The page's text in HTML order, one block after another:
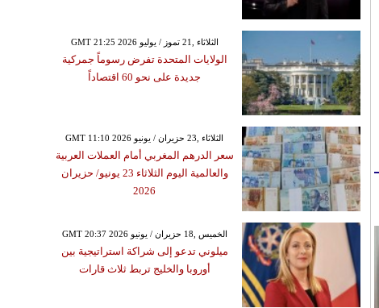
GMT 21:25 2026 الثلاثاء ,21 تموز / يوليو
الولايات المتحدة تفرض رسوماً جمركية
جديدة على نحو 60 اقتصاداً
GMT 11:10 2026 الثلاثاء ,23 حزيران / يونيو
سعر الدرهم المغربي أمام العملات العربية
والعالمية اليوم الثلاثاء 23 يونيو/ حزيران
2026
GMT 20:37 2026 الخميس ,18 حزيران / يونيو
ميلوني تدعو إلى شراكة استراتيجية بين
أوروبا والخليج تربط ثلاث قارات